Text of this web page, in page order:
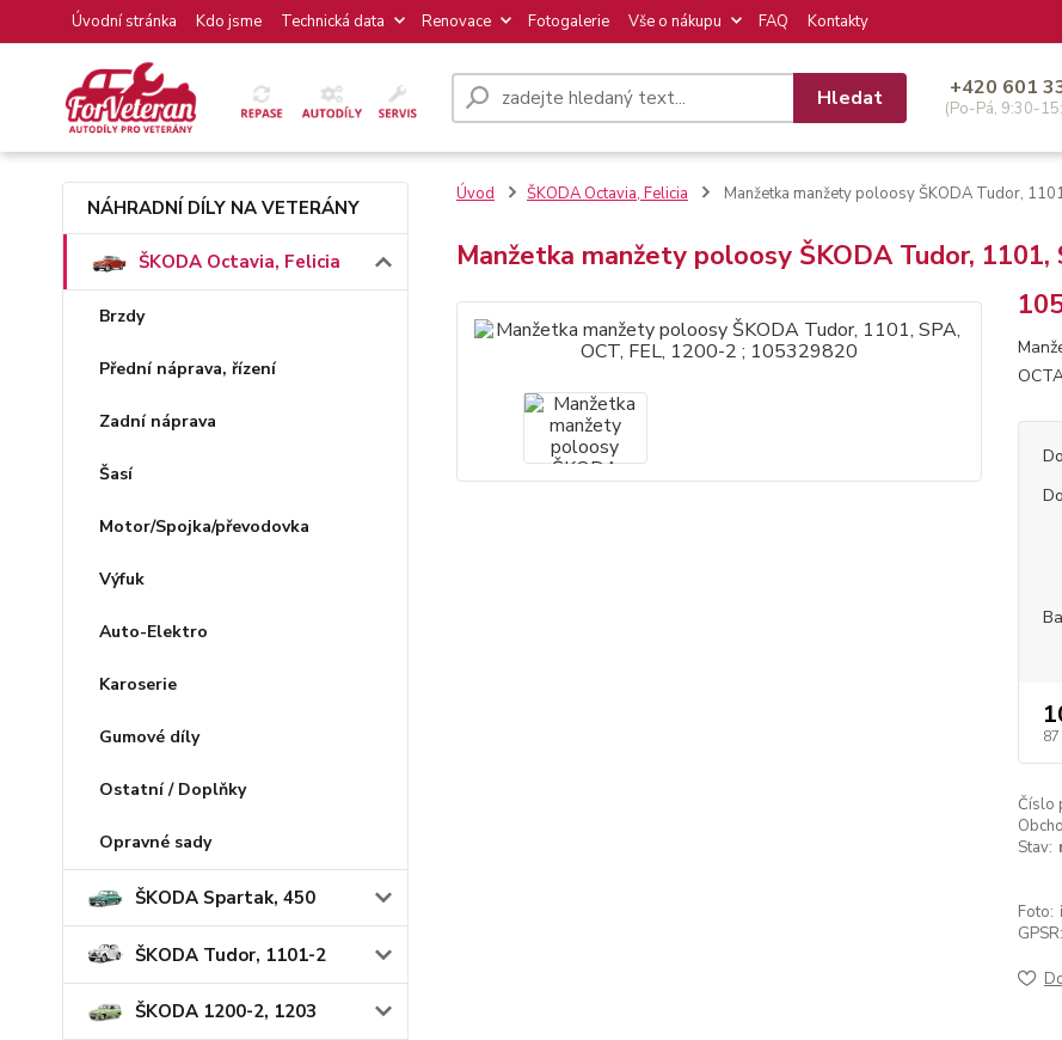
Úvodní stránka Kdo jsme Technická data Renovace Fotogalerie Vše o nákupu FAQ Kontakty
Hledat +420 601
(Po-Pá, 9:30-
NÁHRADNÍ DÍLY NA VETERÁNY
ŠKODA Octavia, Felicia
Brzdy
Přední náprava, řízení
Zadní náprava
Šasí
Motor/Spojka/převodovka
Výfuk
Auto-Elektro
Karoserie
Gumové díly
Ostatní / Doplňky
Opravné sady
ŠKODA Spartak, 450
ŠKODA Tudor, 1101-2
ŠKODA 1200-2, 1203
Úvod ŠKODA Octavia, Felicia Manžetka manžety poloosy ŠKODA Tudor,
Manžetka manžety poloosy ŠKODA Tudor,
87
Číslo
Stav:
Foto:
GPSR: